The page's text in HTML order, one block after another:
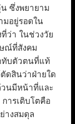
ซึ่งพยายาม
มอยู่รอดใน
ที่ว่า ในช่วงวัย
ณ์ที่สังคม
ทับตัวตนที่แท้
ดสินว่าฝ่ายใด
นมีหน้าที่และ
ารเติบโตคือ
างสมดุล